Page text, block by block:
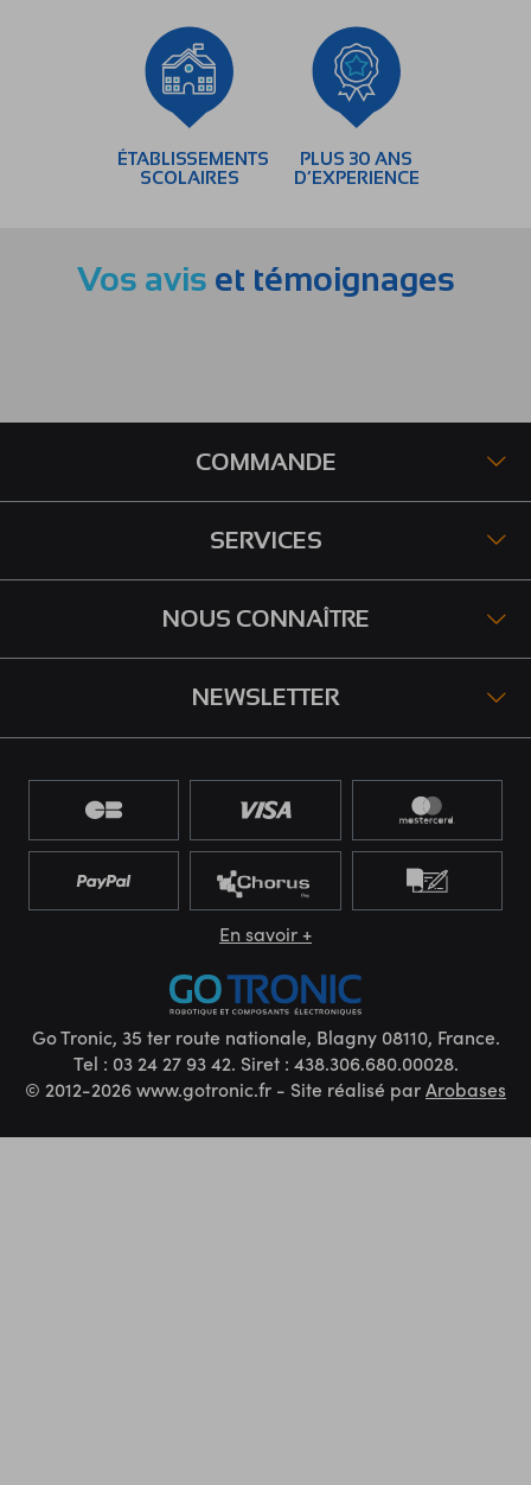
ÉTABLISSEMENTS
SCOLAIRES
PLUS 30 ANS
D’EXPERIENCE
Vos avis et témoignages
COMMANDE
SERVICES
NOUS CONNAÎTRE
NEWSLETTER
En savoir +
Go Tronic, 35 ter route nationale, Blagny 08110, France.
Tel : 03 24 27 93 42. Siret : 438.306.680.00028.
© 2012-2026 www.gotronic.fr - Site réalisé parArobases